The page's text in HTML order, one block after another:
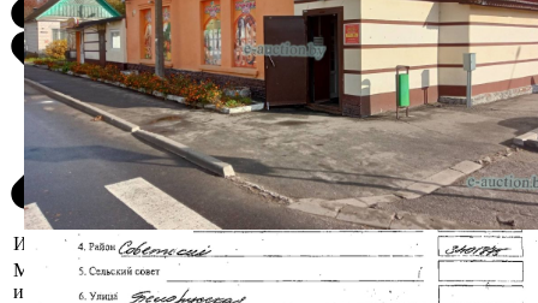
Информация о предмете торгов
Местоположение
имущества
г. Гомель, ул. Белорусская, 113А